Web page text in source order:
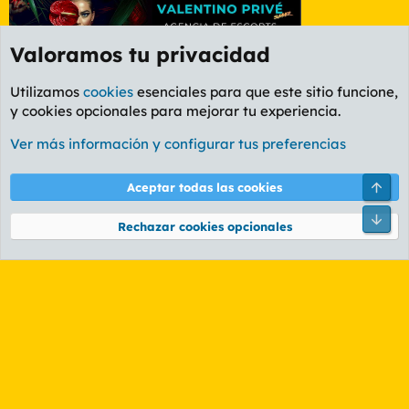
Foro Rapiñas
Cookies
PL OLDSTYLE AMARILLO
Términos y reglas Política de privacidad Ayuda
Community platform by XenForo® © 2010-2026 XenForo Ltd.
Valoramos tu privacidad
Utilizamos cookies esenciales para que este sitio funcione,
y cookies opcionales para mejorar tu experiencia.
Ver más información y configurar tus preferencias
Aceptar todas las cookies
Rechazar cookies opcionales
Pie